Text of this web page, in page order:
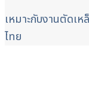
เหมาะกับงานตัดเ
ไทย